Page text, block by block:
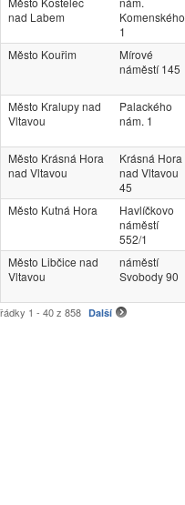
nad Labem
Komenského
1
Město Kouřim
Mírové
náměstí 145
Město Kralupy nad
Vltavou
Palackého
nám. 1
Město Krásná Hora
nad Vltavou
Krásná Hora
nad Vltavou
45
Město Kutná Hora
Havlíčkovo
náměstí
552/1
Město Libčice nad
Vltavou
náměstí
Svobody 90
řádky 1 - 40 z 858 Další